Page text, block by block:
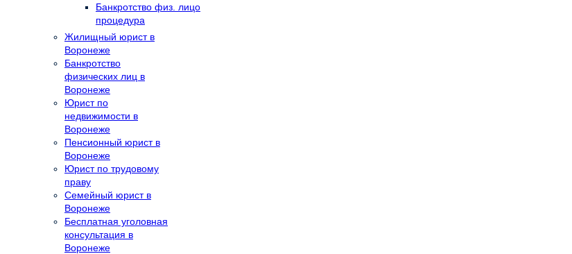
Банкротство физ. лицо
процедура
Жилищный юрист в
Воронеже
Банкротство
физических лиц в
Воронеже
Юрист по
недвижимости в
Воронеже
Пенсионный юрист в
Воронеже
Юрист по трудовому
праву
Семейный юрист в
Воронеже
Бесплатная уголовная
консультация в
Воронеже